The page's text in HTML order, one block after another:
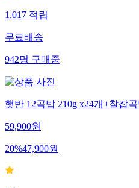
1,017적립
무료배송
942명구매중
햇반 12곡밥 210g x24개+찰잡
59,900원
20%47,900원